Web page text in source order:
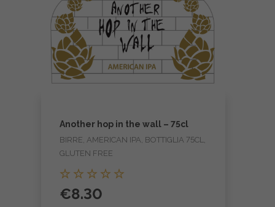
Another hop in the wall – 75cl
BIRRE, AMERICAN IPA, BOTTIGLIA 75CL,
GLUTEN FREE
Valutato
5.00
€8.30